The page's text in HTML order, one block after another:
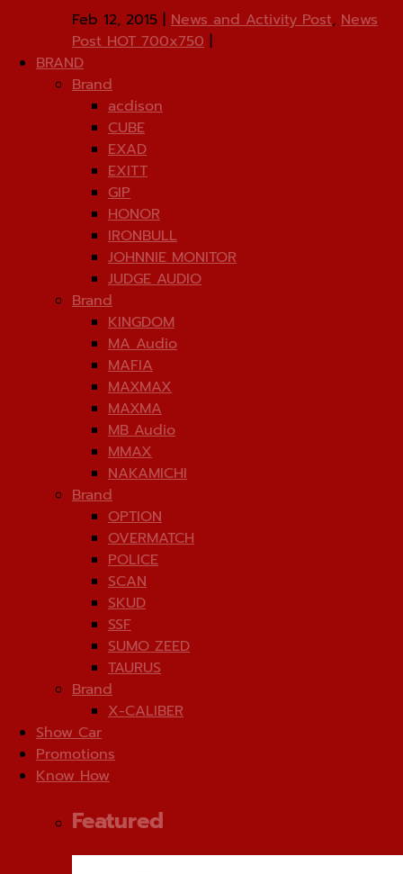
Feb 12, 2015 News and Activity Post, News
Post HOT 700x750
BRAND
Brand
acdison
CUBE
EXAD
EXITT
GIP
HONOR
IRONBULL
JOHNNIE MONITOR
JUDGE AUDIO
Brand
KINGDOM
MA Audio
MAFIA
MAXMAX
MAXMA
MB Audio
MMAX
NAKAMICHI
Brand
OPTION
OVERMATCH
POLICE
SCAN
SKUD
SSF
SUMO ZEED
TAURUS
Brand
X-CALIBER
Show Car
Promotions
Know How
Featured